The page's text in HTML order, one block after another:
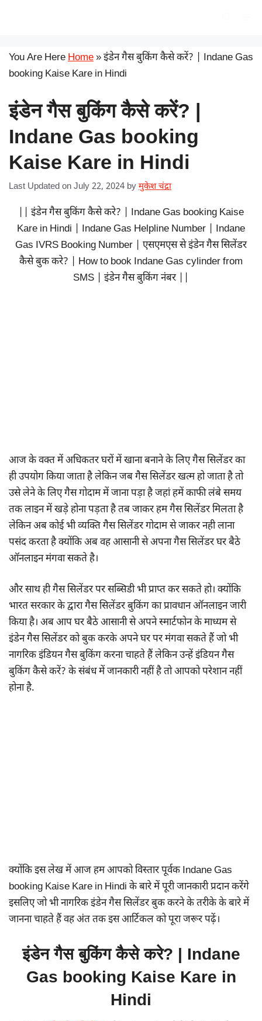
You Are HereHome»इंडेन गैस बुकिंग कैसे करें? | Indane Gas
booking Kaise Kare in Hindi
इंडेन गैस बुकिंग कैसे करें? |
Indane Gas booking
Kaise Kare in Hindi
Last Updated on July 22, 2024 by मुकेश चंद्रा
|| इंडेन गैस बुकिंग कैसे करे? | Indane Gas booking Kaise
Kare in Hindi | Indane Gas Helpline Number | Indane
Gas IVRS Booking Number | एसएमएस से इंडेन गैस सिलेंडर
कैसे बुक करे? | How to book Indane Gas cylinder from
SMS | इंडेन गैस बुकिंग नंबर ||
आज के वक्त में अधिकतर घरों में खाना बनाने के लिए गैस सिलेंडर का
ही उपयोग किया जाता है लेकिन जब गैस सिलेंडर खत्म हो जाता है तो
उसे लेने के लिए गैस गोदाम में जाना पड़ा है जहां हमें काफी लंबे समय
तक लाइन में खड़े होना पड़ता है तब जाकर हम गैस सिलेंडर मिलता है
लेकिन अब कोई भी व्यक्ति गैस सिलेंडर गोदाम से जाकर नही लाना
पसंद करता है क्योंकि अब वह आसानी से अपना गैस सिलेंडर घर बैठे
ऑनलाइन मंगवा सकते है।
और साथ ही गैस सिलेंडर पर सब्सिडी भी प्राप्त कर सकते हो। क्योंकि
भारत सरकार के द्वारा गैस सिलेंडर बुकिंग का प्रावधान ऑनलाइन जारी
किया है। अब आप घर बैठे आसानी से अपने स्मार्टफोन के माध्यम से
इंडेन गैस सिलेंडर को बुक करके अपने घर पर मंगवा सकते हैं जो भी
नागरिक इंडियन गैस बुकिंग करना चाहते हैं लेकिन उन्हें इंडियन गैस
बुकिंग कैसे करें? के संबंध में जानकारी नहीं है तो आपको परेशान नहीं
होना है.
क्योंकि इस लेख में आज हम आपको विस्तार पूर्वक Indane Gas
booking Kaise Kare in Hindi के बारे में पूरी जानकारी प्रदान करेंगे
इसलिए जो भी नागरिक इंडेन गैस सिलेंडर बुक करने के तरीके के बारे में
जानना चाहते हैं वह अंत तक इस आर्टिकल को पूरा जरूर पढ़ें।
इंडेन गैस बुकिंग कैसे करे? | Indane
Gas booking Kaise Kare in
Hindi